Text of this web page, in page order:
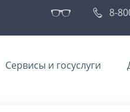
8-
Сервисы и госуслуги